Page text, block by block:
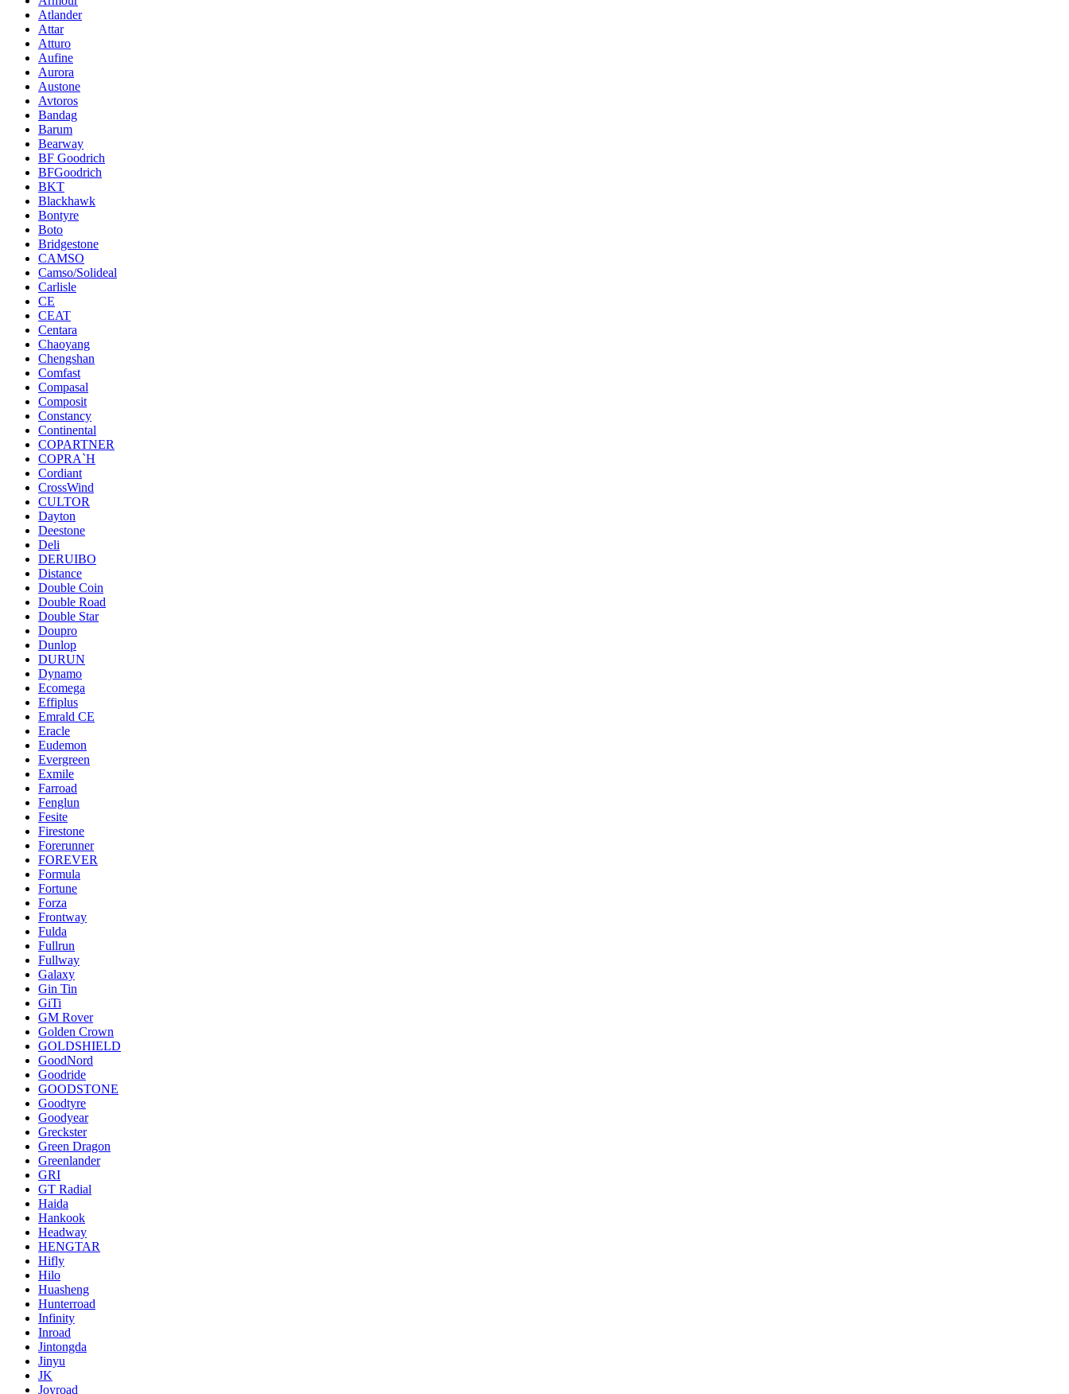
Atlander
Attar
Atturo
Aufine
Aurora
Austone
Avtoros
Bandag
Barum
Bearway
BF Goodrich
BFGoodrich
BKT
Blackhawk
Bontyre
Boto
Bridgestone
CAMSO
Camso/Solideal
Carlisle
CE
CEAT
Centara
Chaoyang
Chengshan
Comfast
Compasal
Composit
Constancy
Continental
COPARTNER
COPRA`H
Cordiant
CrossWind
CULTOR
Dayton
Deestone
Deli
DERUIBO
Distance
Double Coin
Double Road
Double Star
Doupro
Dunlop
DURUN
Dynamo
Ecomega
Effiplus
Emrald СЕ
Eracle
Eudemon
Evergreen
Exmile
Farroad
Fenglun
Fesite
Firestone
Forerunner
FOREVER
Formula
Fortune
Forza
Frontway
Fulda
Fullrun
Fullway
Galaxy
Gin Tin
GiTi
GM Rover
Golden Crown
GOLDSHIELD
GoodNord
Goodride
GOODSTONE
Goodtyre
Goodyear
Greckster
Green Dragon
Greenlander
GRI
GT Radial
Haida
Hankook
Headway
HENGTAR
Hifly
Hilo
Huasheng
Hunterroad
Infinity
Inroad
Jintongda
Jinyu
JK
Joyroad